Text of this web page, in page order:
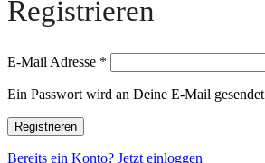
Registrieren
E-Mail Adresse *
Ein Passwort wird an Deine E-Mail gesendet
Registrieren
Bereits ein Konto? Jetzt einloggen